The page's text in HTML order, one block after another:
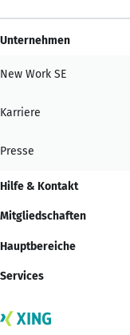
Unternehmen
New Work SE
Karriere
Presse
Hilfe & Kontakt
Mitgliedschaften
Hauptbereiche
Services